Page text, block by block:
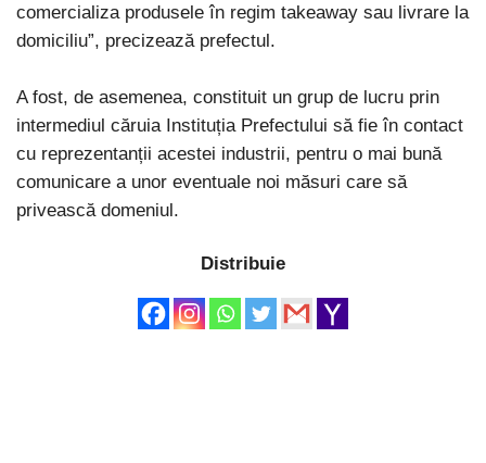
comercializa produsele în regim takeaway sau livrare la
domiciliu”, precizează prefectul.
A fost, de asemenea, constituit un grup de lucru prin
intermediul căruia Instituția Prefectului să fie în contact
cu reprezentanții acestei industrii, pentru o mai bună
comunicare a unor eventuale noi măsuri care să
privească domeniul.
Distribuie